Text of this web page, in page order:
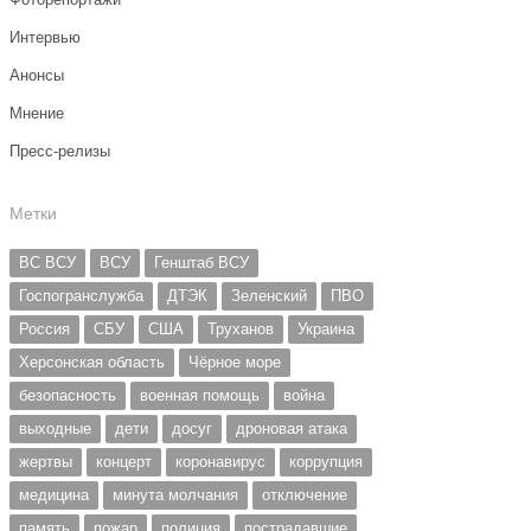
Интервью
Анонсы
Мнение
Пресс-релизы
Метки
ВС ВСУ ВСУ
Генштаб ВСУ
Госпогранслужба
ДТЭК Зеленский
ПВО
Россия
СБУ США Труханов
Украина
Херсонская область
Чёрное море
безопасность
военная помощь
война
выходные
дети досуг
дроновая атака
жертвы
концерт коронавирус
коррупция
медицина
минута молчания
отключение